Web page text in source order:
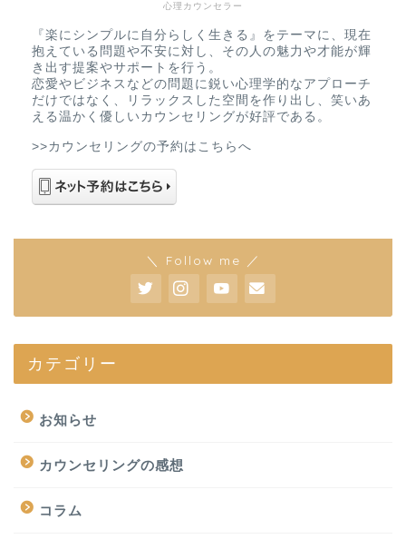
心理カウンセラー
『楽にシンプルに自分らしく生きる』をテーマに、現在
抱えている問題や不安に対し、その人の魅力や才能が輝
き出す提案やサポートを行う。
恋愛やビジネスなどの問題に鋭い心理学的なアプローチ
だけではなく、リラックスした空間を作り出し、笑いあ
える温かく優しいカウンセリングが好評である。
>>カウンセリングの予約はこちらへ
＼ Follow me ／
カテゴリー
お知らせ
カウンセリングの感想
コラム